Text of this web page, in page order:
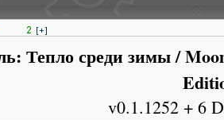
2 [+]
Тепло среди зимы /
v0.1.1252 + 6